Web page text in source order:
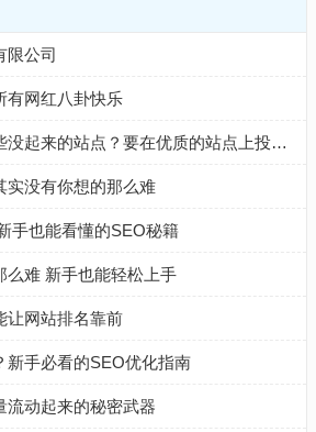
限公司
有网红八卦快乐
为什么总是纠结于那些没起来的站点？要在优质的站点上投入更多精力！
实没有你想的那么难
手也能看懂的SEO秘籍
么难 新手也能轻松上手
让网站排名靠前
新手必看的SEO优化指南
流动起来的秘密武器